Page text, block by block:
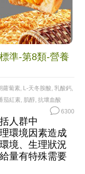
準-第8類-營養
蘿蔔素, L-天冬胺酸, 乳酸鈣,
茄紅素, 肌醇, 抗壞血酸
6300
人群中
環境因素造成
境、生理狀況
量有特殊需要